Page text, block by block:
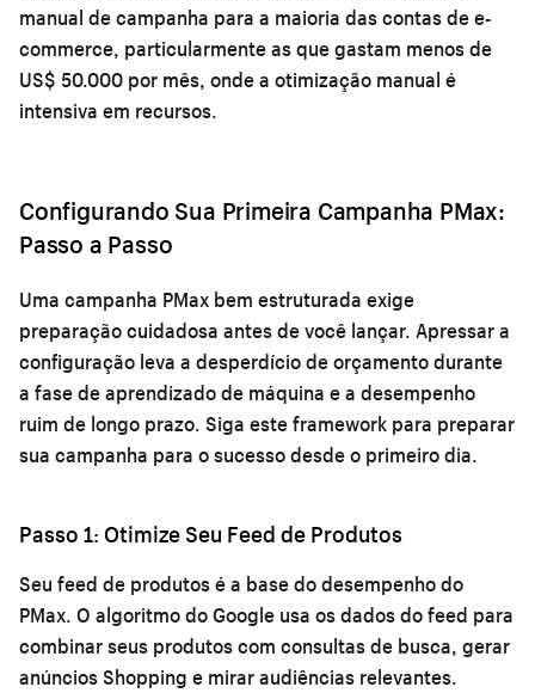
manual de campanha para a maioria das contas de e-
commerce, particularmente as que gastam menos de
US$ 50.000 por mês, onde a otimização manual é
intensiva em recursos.
Configurando Sua Primeira Campanha PMax:
Passo a Passo
Uma campanha PMax bem estruturada exige
preparação cuidadosa antes de você lançar. Apressar a
configuração leva a desperdício de orçamento durante
a fase de aprendizado de máquina e a desempenho
ruim de longo prazo. Siga este framework para preparar
sua campanha para o sucesso desde o primeiro dia.
Passo 1: Otimize Seu Feed de Produtos
Seu feed de produtos é a base do desempenho do
PMax. O algoritmo do Google usa os dados do feed para
combinar seus produtos com consultas de busca, gerar
anúncios Shopping e mirar audiências relevantes.